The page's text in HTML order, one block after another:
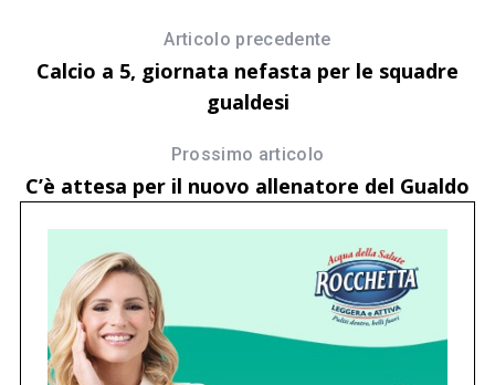
Articolo precedente
Calcio a 5, giornata nefasta per le squadre
gualdesi
Prossimo articolo
C’è attesa per il nuovo allenatore del Gualdo